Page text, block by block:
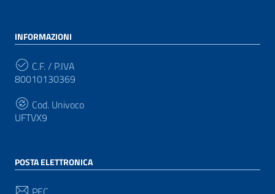
INFORMAZIONI
C.F. / P.IVA
80010130369
Cod. Univoco
UFTVX9
POSTA ELETTRONICA